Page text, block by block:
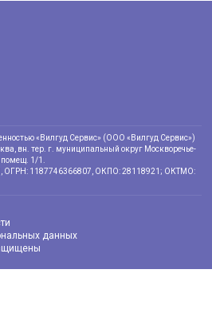
«Вилгуд Сервис» (ООО «Вилгуд Сервис»)
вн. тер. г. муниципальный округ Москворечье-
1/1.
ОГРН: 1187746366807, ОКПО: 28118921; ОКТМО:
данных